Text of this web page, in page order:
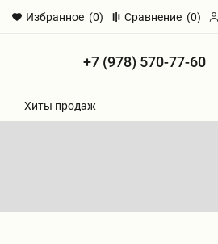
Избранное (0) Сравнение (0)
+7 (978) 570-77-60
Хиты продаж